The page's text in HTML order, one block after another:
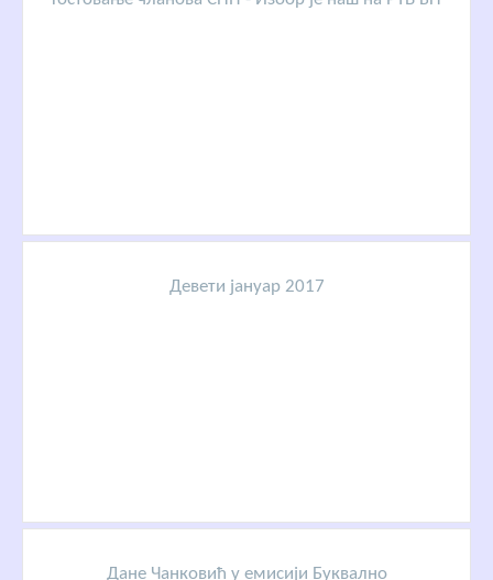
Девети јануар 2017
Дане Чанковић у емисији Буквално